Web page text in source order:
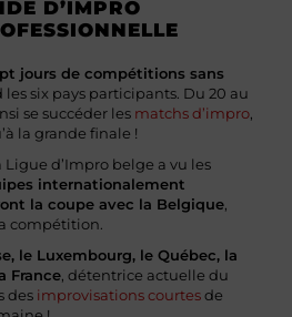
D’IMPRO
jours de compétitions sans
six pays participants. Du 20 au
se succéder les matchs d’impro
la grande finale !
Ligue d’Impro belge a vu les
internationalement
la coupe avec la Belgique
compétition.
le Luxembourg, le Québec, la
France , détentrice actuelle du
des improvisations courtesde